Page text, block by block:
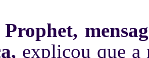
explicou que a